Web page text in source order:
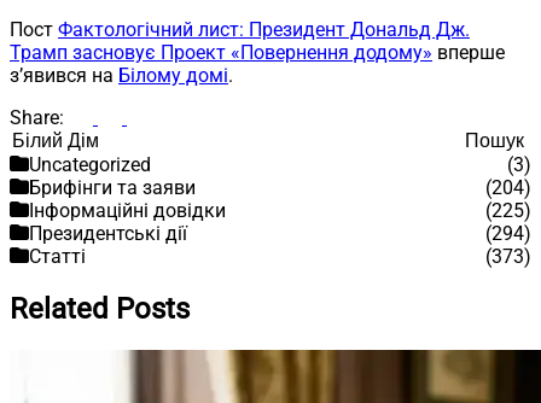
Пост Фактологічний лист: Президент Дональд Дж.
Трамп засновує Проект «Повернення додому» вперше
з’явився на Білому домі.
Share:
Пошук
Пошук
Uncategorized
(3)
Брифінги та заяви
(204)
Інформаційні довідки
(225)
Президентські дії
(294)
Статті
(373)
Related Posts